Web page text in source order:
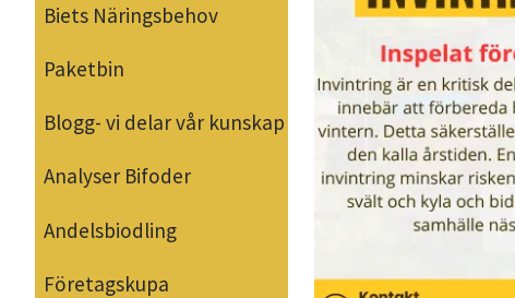
Biets Näringsbehov
Paketbin
Blogg- vi delar vår kunskap
Analyser Bifoder
Andelsbiodling
Företagskupa